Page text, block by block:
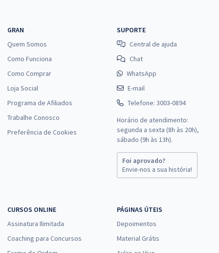
GRAN
Quem Somos
Como Funciona
Como Comprar
Loja Social
Programa de Afiliados
Trabalhe Conosco
Preferência de Cookies
SUPORTE
Central de ajuda
Chat
WhatsApp
E-mail
Telefone: 3003-0894
Horário de atendimento:
segunda a sexta (8h às 20h),
sábado (9h às 13h).
Foi aprovado?
Envie-nos a sua história!
CURSOS ONLINE
Assinatura Ilimitada
Coaching para Concursos
PÁGINAS ÚTEIS
Depoimentos
Material Grátis